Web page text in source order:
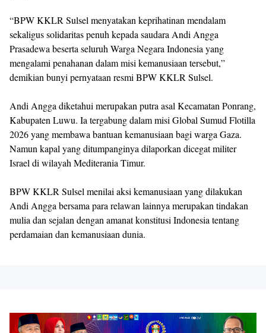
“BPW KKLR Sulsel menyatakan keprihatinan mendalam
sekaligus solidaritas penuh kepada saudara Andi Angga
Prasadewa beserta seluruh Warga Negara Indonesia yang
mengalami penahanan dalam misi kemanusiaan tersebut,”
demikian bunyi pernyataan resmi BPW KKLR Sulsel.
Andi Angga diketahui merupakan putra asal Kecamatan Ponrang,
Kabupaten Luwu. Ia tergabung dalam misi Global Sumud Flotilla
2026 yang membawa bantuan kemanusiaan bagi warga Gaza.
Namun kapal yang ditumpanginya dilaporkan dicegat militer
Israel di wilayah Mediterania Timur.
BPW KKLR Sulsel menilai aksi kemanusiaan yang dilakukan
Andi Angga bersama para relawan lainnya merupakan tindakan
mulia dan sejalan dengan amanat konstitusi Indonesia tentang
perdamaian dan kemanusiaan dunia.